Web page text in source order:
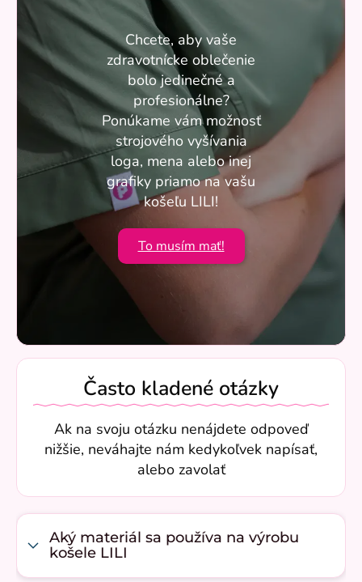
Chcete, aby vaše
zdravotnícke oblečenie
bolo jedinečné a
profesionálne?
Ponúkame vám možnosť
strojového vyšívania
loga, mena alebo inej
grafiky priamo na vašu
košeľu LILI!
To musím mať!
Často kladené otázky
Ak na svoju otázku nenájdete odpoveď
nižšie, neváhajte nám kedykoľvek napísať,
alebo zavolať
Aký materiál sa používa na výrobu
košele LILI